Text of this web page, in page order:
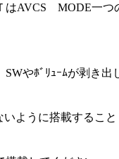
AVCS MODE一つ
やﾎﾞﾘｭｰﾑが剥き
ように搭載すること